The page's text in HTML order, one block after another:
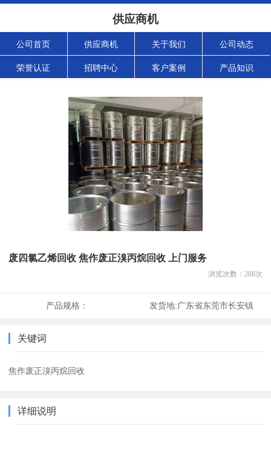
供应商机
公司首页 供应商机 关于我们 公司动态
荣誉认证 招聘中心 客户案例 产品知识
废四氯乙烯回收 焦作废正溴丙烷回收 上门服务
浏览次数： 288次
产品规格： 发货地:广东省东莞市长安镇
关键词
焦作废正溴丙烷回收
详细说明